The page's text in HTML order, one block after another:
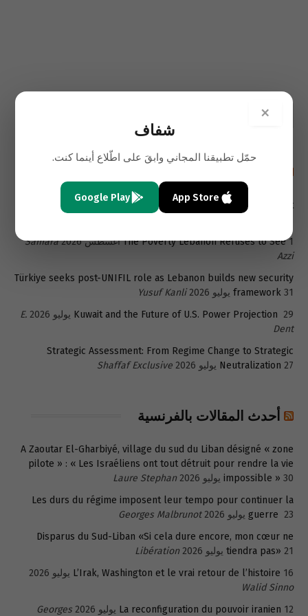
A New Exit for Lebanon’s Trapped Depositors- The Beirut
The Poverty Lebanon Refuses to See 1 أغسطس 2026
Samara
Azzi
Türkiye seeks post-UNIFIL role as Lebanon builds new security
framework 31 يوليو 2026
Yusuf Kanli
Kuwait and the Future of U.S. Power Projection 29 يوليو 2026
E.
Dent
Strategic Assessment: From Regime Change to Strategic
Neutralization 27 يوليو 2026 Shaffaf Exclusive
أحدث المقالات بالفرنسية
A Zaoutar El-Gharbiyé, village du sud du Liban désigné « zone
pilote » : « Les Israéliens ont tout détruit pour rendre la vie
impossible » 30 يوليو 2026
Laure Stephan
Les durs du régime imposent leur tempo pour continuer la
guerre 23 يوليو 2026
Georges Malbrunot
Disparus du Sud-Liban «Si cela dure encore, mon cœur ne
tiendra pas» 21 يوليو 2026
Libération
L’Irak, Washington et le vrai retour de l’histoire 16 يوليو 2026
Walid Sinno
La reconfiguration du pouvoir iranien 12 يوليو 2026
Georges
×
شفاف
حمّل تطبيقنا المجاني وابقَ على اطّلاع أينما كنت.
App Store
Google Play